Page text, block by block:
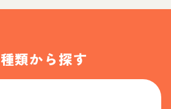
種類から探す